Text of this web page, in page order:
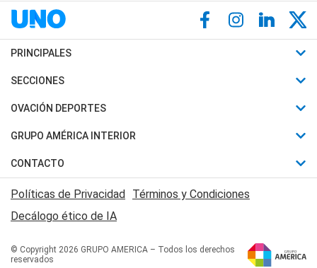
PRINCIPALES
Últimas Noticias
Política
Judiciales
Economia
SECCIONES
Horóscopo
Motores
Trucos caseros
Series y Películas
Edictos y Solicitadas
OVACIÓN DEPORTES
Fútbol
Mundial
Automovilismo
Rugby
Básquet
GRUPO AMÉRICA INTERIOR
Canal 7 en Vivo
San Juan 8
CONTACTO
Acerca de Nosotros
Contactanos
Políticas de Privacidad Términos y Condiciones
Decálogo ético de IA
© Copyright 2026 GRUPO AMERICA – Todos los derechos
reservados